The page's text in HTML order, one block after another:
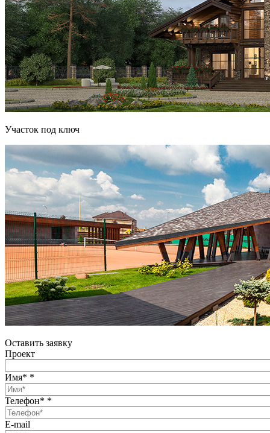
Участок под ключ
Оставить заявку
Проект
Имя* *
Телефон* *
E-mail